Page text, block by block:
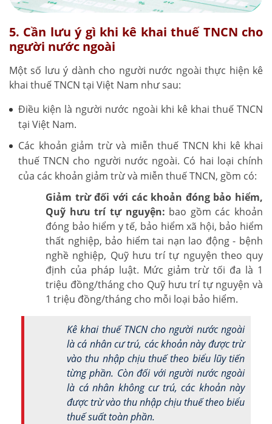
5. Cần lưu ý gì khi kê khai thuế TNCN cho
người nước ngoài
Một số lưu ý dành cho người nước ngoài thực hiện kê
khai thuế TNCN tại Việt Nam như sau:
Điều kiện là người nước ngoài khi kê khai thuế TNCN
tại Việt Nam.
Các khoản giảm trừ và miễn thuế TNCN khi kê khai
thuế TNCN cho người nước ngoài. Có hai loại chính
của các khoản giảm trừ và miễn thuế TNCN, gồm có:
Giảm trừ đối với các khoản đóng bảo hiểm,
Quỹ hưu trí tự nguyện: bao gồm các khoản
đóng bảo hiểm y tế, bảo hiểm xã hội, bảo hiểm
thất nghiệp, bảo hiểm tai nạn lao động - bệnh
nghề nghiệp, Quỹ hưu trí tự nguyện theo quy
định của pháp luật. Mức giảm trừ tối đa là 1
triệu đồng/tháng cho Quỹ hưu trí tự nguyện và
1 triệu đồng/tháng cho mỗi loại bảo hiểm.
Kê khai thuế TNCN cho người nước ngoài
là cá nhân cư trú, các khoản này được trừ
vào thu nhập chịu thuế theo biểu lũy tiến
từng phần. Còn đối với người nước ngoài
là cá nhân không cư trú, các khoản này
được trừ vào thu nhập chịu thuế theo biểu
thuế suất toàn phần.